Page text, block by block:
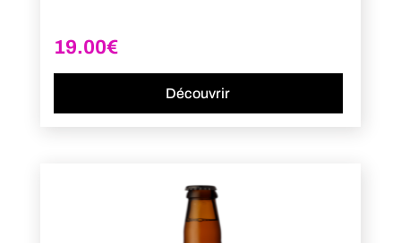
19.00€
Découvrir